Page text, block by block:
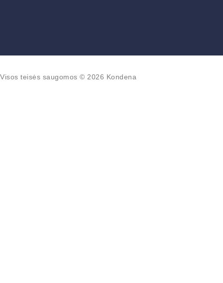
Visos teisės saugomos © 2026 Kondena